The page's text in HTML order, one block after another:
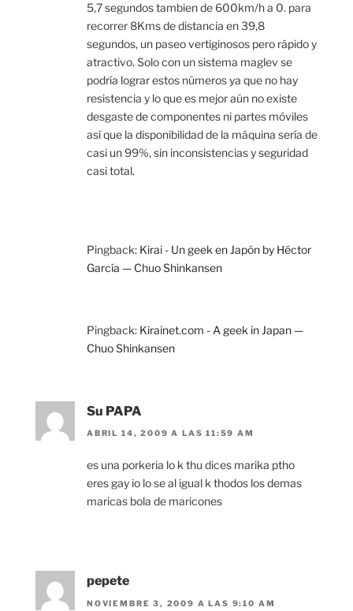
5,7 segundos tambien de 600km/h a 0. para
recorrer 8Kms de distancia en 39,8
segundos, un paseo vertiginosos pero rápido y
atractivo. Solo con un sistema maglev se
podría lograr estos números ya que no hay
resistencia y lo que es mejor aún no existe
desgaste de componentes ni partes móviles
así que la disponibilidad de la máquina sería de
casi un 99%, sin inconsistencias y seguridad
casi total.
Pingback: Kirai - Un geek en Japón by Héctor
García — Chuo Shinkansen
Pingback: Kirainet.com - A geek in Japan —
Chuo Shinkansen
Su PAPA
ABRIL 14, 2009 A LAS 11:59 AM
es una porkeria lo k thu dices marika ptho
eres gay io lo se al igual k thodos los demas
maricas bola de maricones
pepete
NOVIEMBRE 3, 2009 A LAS 9:10 AM